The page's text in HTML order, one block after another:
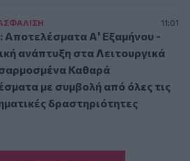
11:01
Αποτελέσματα Α' Εξαμήνου -
ανάπτυξη στα Λειτουργικά
Καθαρά
με συμβολή από όλες τις
δραστηριότητες